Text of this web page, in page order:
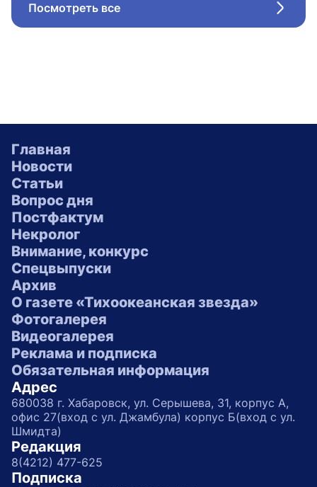
Посмотреть все
Главная
Новости
Статьи
Вопрос дня
Постфактум
Некролог
Внимание, конкурс
Спецвыпуски
Архив
О газете «Тихоокеанская звезда»
Фотогалерея
Видеогалерея
Реклама и подписка
Обязательная информация
Адрес
680038 г. Хабаровск, ул. Серышева, 31, корпус А,
офис 27(вход с ул. Джамбула) корпус Б(вход с ул.
Шмидта)
Редакция
8(4212) 477-625
Подписка